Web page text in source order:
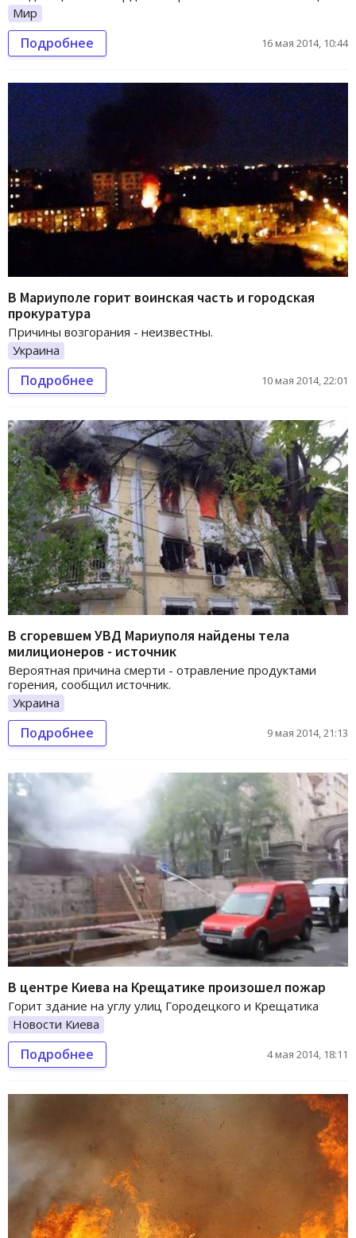
Мир
Подробнее 16 мая 2014, 10:44
В Мариуполе горит воинская часть и городская
прокуратура
Причины возгорания - неизвестны.
Украина
Подробнее 10 мая 2014, 22:01
В сгоревшем УВД Мариуполя найдены тела
милиционеров - источник
Вероятная причина смерти - отравление продуктами
горения, сообщил источник.
Украина
Подробнее 9 мая 2014, 21:13
В центре Киева на Крещатике произошел пожар
Горит здание на углу улиц Городецкого и Крещатика
Новости Киева
Подробнее 4 мая 2014, 18:11